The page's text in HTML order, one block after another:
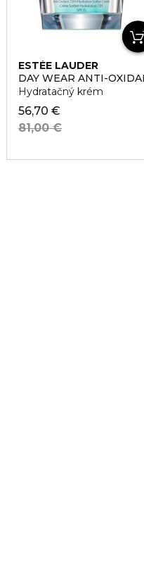
ESTÉE LAUDER
DAY WEAR ANTI-
Hydratačný krém
56,70 €
81,00 €